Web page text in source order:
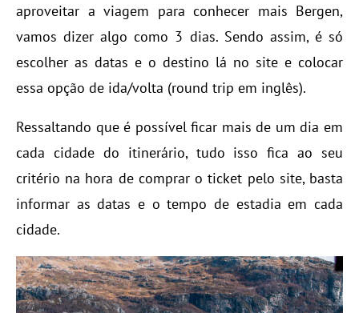
aproveitar a viagem para conhecer mais Bergen,
vamos dizer algo como 3 dias. Sendo assim, é só
escolher as datas e o destino lá no site e colocar
essa opção de ida/volta (round trip em inglês).
Ressaltando que é possível ficar mais de um dia em
cada cidade do itinerário, tudo isso fica ao seu
critério na hora de comprar o ticket pelo site, basta
informar as datas e o tempo de estadia em cada
cidade.